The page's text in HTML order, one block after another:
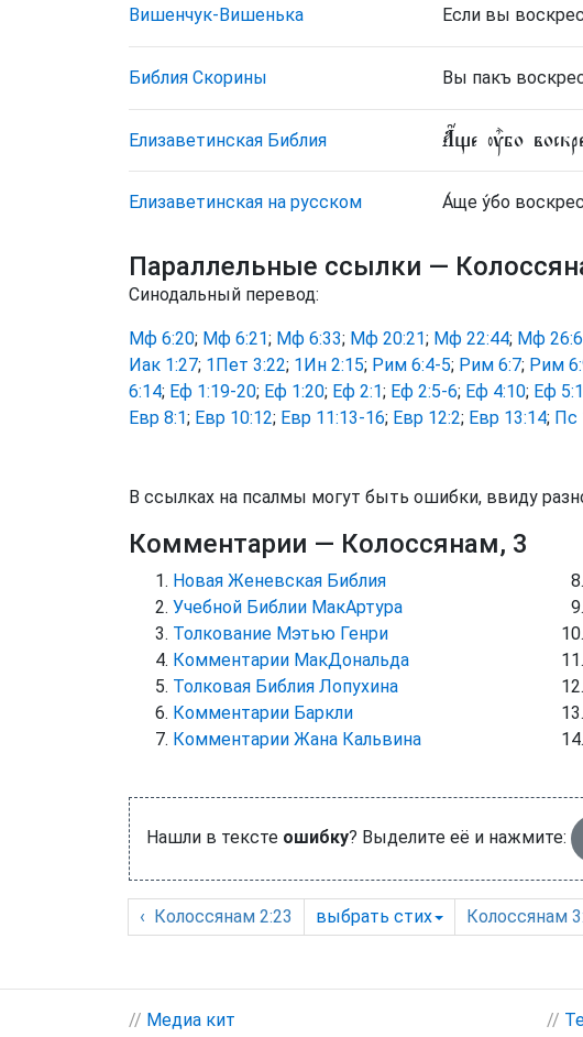
Вишенчук-Вишенька Если вы
Библия Скорины Вы пакъ
Елизаветинская Библия А҆́ще ᲂу҆̀бо
Елизаветинская на русском А́ще у́бо
Параллельные ссылки —
Синодальный перевод:
Мф 6:20; Мф 6:21; Мф 6:33; Мф 20:21; Мф 22:44; Мф
Иак 1:27; 1Пет 3:22; 1Ин 2:15; Рим 6:4-5; Рим 6:7; Рим
6:14; Еф 1:19-20; Еф 1:20; Еф 2:1; Еф 2:5-6; Еф 4:10; Еф
Евр 8:1; Евр 10:12; Евр 11:13-16; Евр 12:2; Евр 13:14; Пс
В ссылках на псалмы могут быть ошибки, ввиду
Комментарии — Колоссянам, 3
Новая Женевская Библия
Учебной Библии МакАртура
Толкование Мэтью Генри
Комментарии МакДональда
Толковая Библия Лопухина
Комментарии Баркли
Комментарии Жана Кальвина
Нашли в тексте ошибку? Выделите её и нажмите:
‹ Колоссянам 2:23 выбрать стих Колоссянам
// Медиа кит //